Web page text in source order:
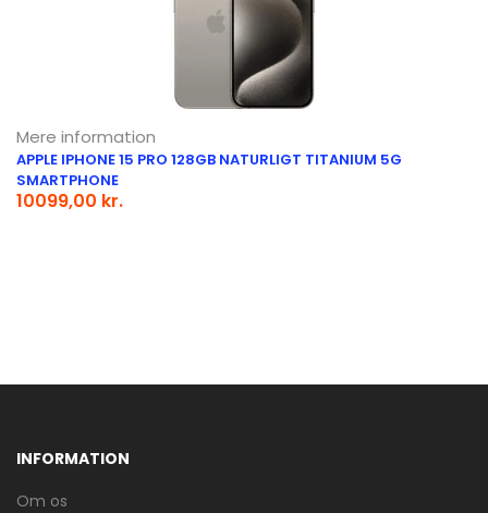
Mere information
APPLE IPHONE 15 PRO 128GB NATURLIGT TITANIUM 5G
SMARTPHONE
10099,00 kr.
INFORMATION
Om os